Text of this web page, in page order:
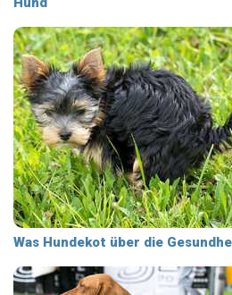
Was Hundekot über die